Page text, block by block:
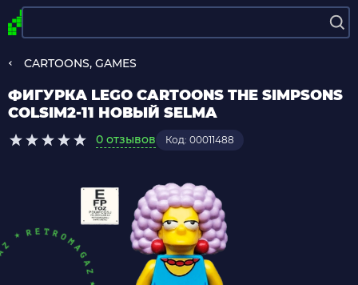
CARTOONS, GAMES
ФИГУРКА LEGO CARTOONS THE SIMPSONS
COLSIM2-11 НОВЫЙ SELMA
0 отзывов Код: 00011488